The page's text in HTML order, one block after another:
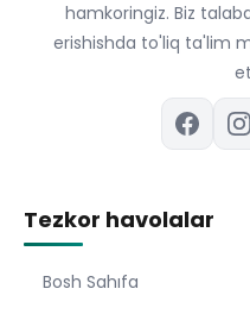
hamkoringiz. Biz
erishishda to'liq ta'lim
Tezkor havolalar
Bosh Sahıfa